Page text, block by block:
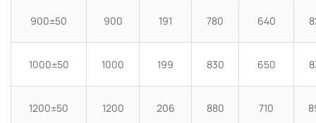
900±50 900 191 780 640
1000±50 1000 199 830 650
1200±50 1200 206 880 710